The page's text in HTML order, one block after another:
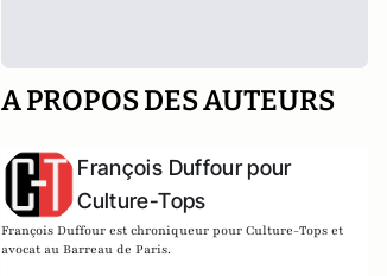
A PROPOS DES AUTEURS
François Duffour pour
Culture-Tops
François Duffour est chroniqueur pour Culture-Tops et
avocat au Barreau de Paris.